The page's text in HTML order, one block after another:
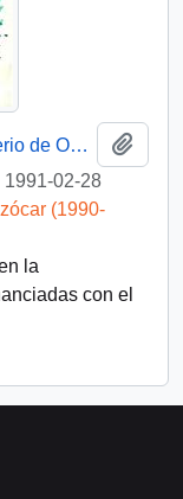
Carta escrita a mano desde el Ministerio de Obras Públicas, del Gabinete del Ministro, dirigida al Presidente [de la República de Chile]
1991-02-28
(1990-
la
con el